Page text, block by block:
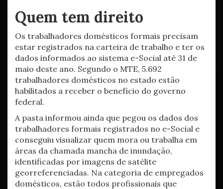
Quem tem direito
Os trabalhadores domésticos formais precisam
estar registrados na carteira de trabalho e ter os
dados informados ao sistema e-Social até 31 de
maio deste ano. Segundo o MTE, 5.692
trabalhadores domésticos no estado estão
habilitados a receber o benefício do governo
federal.
A pasta informou ainda que pegou os dados dos
trabalhadores formais registrados no e-Social e
conseguiu visualizar quem mora ou trabalha em
áreas da chamada mancha de inundação,
identificadas por imagens de satélite
georreferenciadas. Na categoria de empregados
domésticos, estão todos profissionais que